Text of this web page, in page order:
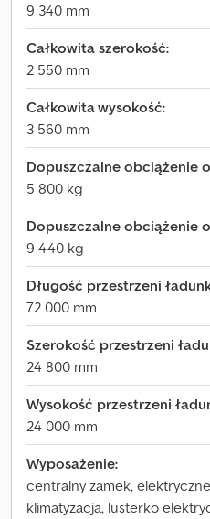
9 340 mm
Całkowita szerokość:
2 550 mm
Całkowita wysokość:
3 560 mm
Dopuszczalne obciążenie
5 800 kg
Dopuszczalne obciążenie
9 440 kg
Długość przestrzeni
72 000 mm
Szerokość przestrzeni
24 800 mm
Wysokość przestrzeni
24 000 mm
Wyposażenie:
centralny zamek,
klimatyzacja, lusterko